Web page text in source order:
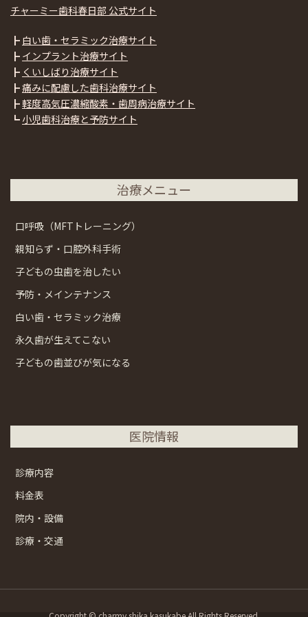
チャーミー歯科春日部 公式サイト
┣ 白い歯・セラミック治療サイト
┣ インプラント治療サイト
┣ くいしばり治療サイト
┣痛みに配慮した歯科治療サイト
┣軽度高気圧濃縮酸素・歯周病治療サイト
┗ 小児歯科治療と予防サイト
治療メニュー
口呼吸（MFTトレーニング）
親知らず・口腔外科手術
子どもの虫歯を治したい
予防・メインテナンス
白い歯・セラミック治療
永久歯が生えてこない
子どもの歯並びが気になる
医院情報
診療内容
料金表
院内・設備
診療・交通